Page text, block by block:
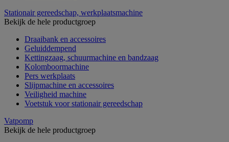
Stationair gereedschap, werkplaatsmachine
Bekijk de hele productgroep
Draaibank en accessoires
Geluiddempend
Kettingzaag, schuurmachine en bandzaag
Kolomboormachine
Pers werkplaats
Slijpmachine en accessoires
Veiligheid machine
Voetstuk voor stationair gereedschap
Vatpomp
Bekijk de hele productgroep